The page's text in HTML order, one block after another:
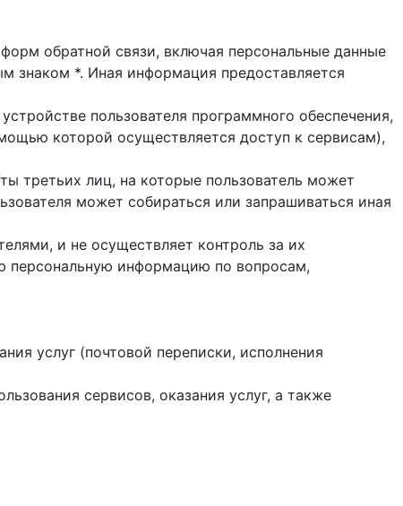
обратной связи, включая персональные данные
знаком *. Иная информация предоставляется
пользователя программного обеспечения,
которой осуществляется доступ к cервисам),
третьих лиц, на которые пользователь может
может собираться или запрашиваться иная
и не осуществляет контроль за их
персональную информацию по вопросам,
услуг (почтовой переписки, исполнения
сервисов, оказания услуг, а также